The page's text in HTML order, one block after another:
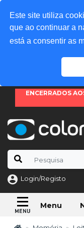
Este site utiliza
que ao continuar a
está a consentir as
ENCERRADOS
Login/Registo
Menu